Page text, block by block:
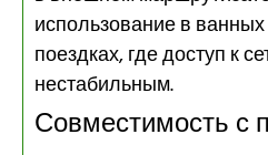
использование в
поездках, где доступ к
нестабильным.
Совместимость с